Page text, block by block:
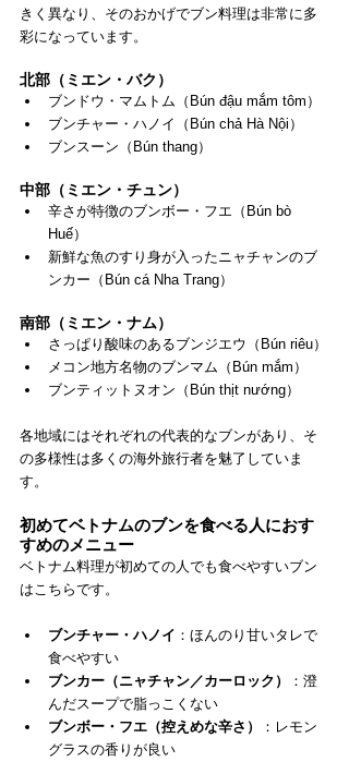
きく異なり、そのおかげでブン料理は非常に多
彩になっています。
北部（ミエン・バク）
ブンドウ・マムトム（Bún đậu mắm tôm）
ブンチャー・ハノイ（Bún chả Hà Nội）
ブンスーン（Bún thang）
中部（ミエン・チュン）
辛さが特徴のブンボー・フエ（Bún bò
Huế）
新鮮な魚のすり身が入ったニャチャンのブ
ンカー（Bún cá Nha Trang）
南部（ミエン・ナム）
さっぱり酸味のあるブンジエウ（Bún riêu）
メコン地方名物のブンマム（Bún mắm）
ブンティットヌオン（Bún thịt nướng）
各地域にはそれぞれの代表的なブンがあり、そ
の多様性は多くの海外旅行者を魅了していま
す。
初めてベトナムのブンを食べる人におす
すめのメニュー
ベトナム料理が初めての人でも食べやすいブン
はこちらです。
ブンチャー・ハノイ ：ほんのり甘いタレで
食べやすい
ブンカー（ニャチャン／カーロック）
：澄
んだスープで脂っこくない
ブンボー・フエ（控えめな辛さ）
：レモン
グラスの香りが良い